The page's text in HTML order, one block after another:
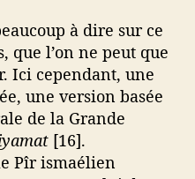
à dire sur ce
que l’on ne peut que
Ici cependant, une
une version basée
de la Grande
[16].
Pîr ismaélien